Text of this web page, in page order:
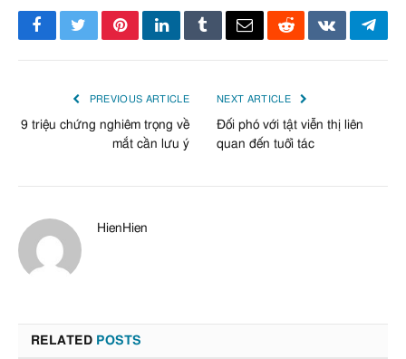
Facebook
TwitterPinterestLinkedInTumblrEmailRedditVKontakte
PREVIOUS ARTICLE
9 triệu chứng nghiêm trọng về
mắt cần lưu ý
NEXT ARTICLE
Đối phó với tật viễn thị liên
quan đến tuổi tác
HienHien
RELATED POSTS